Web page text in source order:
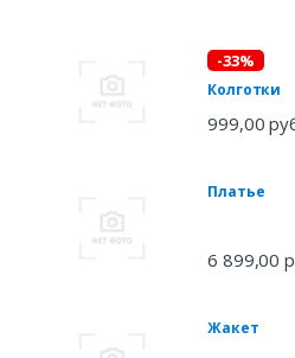
-33%
Колготки
999,00
Платье
6 899,00
Жакет